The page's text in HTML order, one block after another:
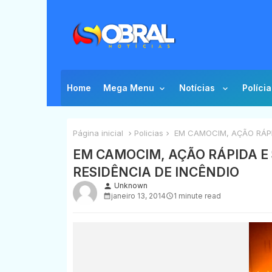
Home Mega Menu Notícias Polícia
Página inicial Policias EM CAMOCIM, AÇÃO
EM CAMOCIM, AÇÃO RÁPIDA
RESIDÊNCIA DE INCÊNDIO
person Unknown
janeiro 13, 2014
1 minute read